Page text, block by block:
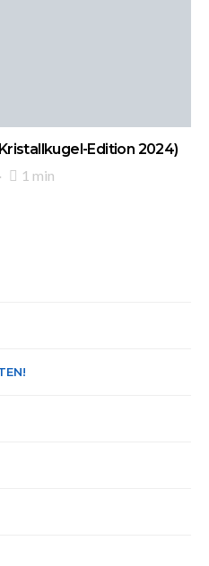
Edition 2024)
1 min